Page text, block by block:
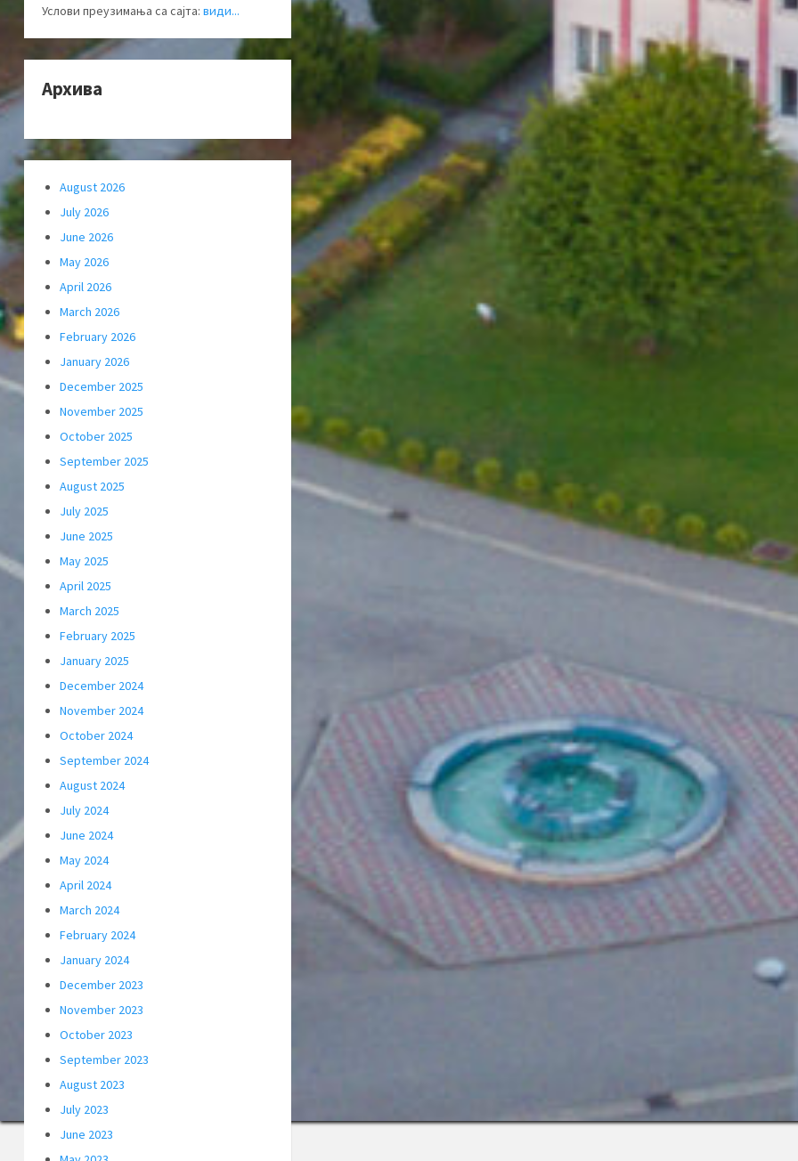
Услови преузимања са сајта: види...
Архива
August 2026
July 2026
June 2026
May 2026
April 2026
March 2026
February 2026
January 2026
December 2025
November 2025
October 2025
September 2025
August 2025
July 2025
June 2025
May 2025
April 2025
March 2025
February 2025
January 2025
December 2024
November 2024
October 2024
September 2024
August 2024
July 2024
June 2024
May 2024
April 2024
March 2024
February 2024
January 2024
December 2023
November 2023
October 2023
September 2023
August 2023
July 2023
June 2023